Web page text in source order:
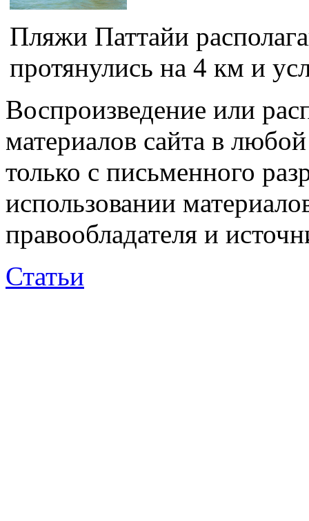
Пляжи Паттайи
протянулись на 4 км и
Воспроизведение или
материалов сайта в
только с письменного
использовании
правообладателя и
Статьи